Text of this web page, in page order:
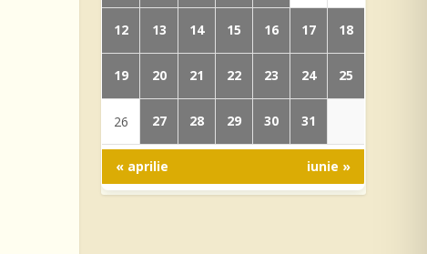
12 13 14 15 16 17 18
19 20 21 22 23 24 25
26 27 28 29 30 31
« aprilie iunie »